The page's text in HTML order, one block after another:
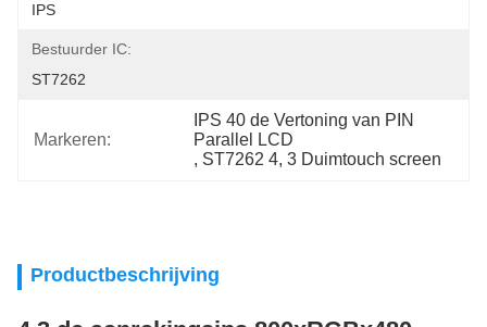
IPS
Bestuurder IC:
ST7262
Markeren:
IPS 40 de Vertoning van PIN
Parallel LCD
, ST7262 4, 3 Duimtouch screen
Productbeschrijving